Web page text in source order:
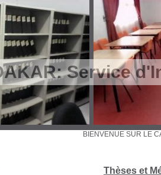
Service
Thèses et
BIENVENUE SUR